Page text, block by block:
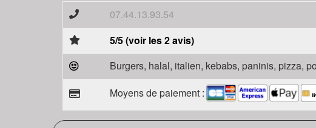
07.44.13.93.54
5/5 (voir les 2 avis)
Burgers, halal, italien, kebabs, paninis, pizza,
Moyens de paiement :